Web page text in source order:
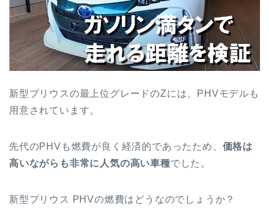
新型プリウスの最上位グレードのZには、PHVモデルも
用意されています。
先代のPHVも燃費が良く経済的であったため、 価格は
高いながらも非常に人気の高い車種でした。
新型プリウス PHVの燃費はどうなのでしょうか？